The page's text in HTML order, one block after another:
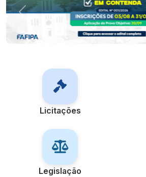
Previous
Licitações
Legislação